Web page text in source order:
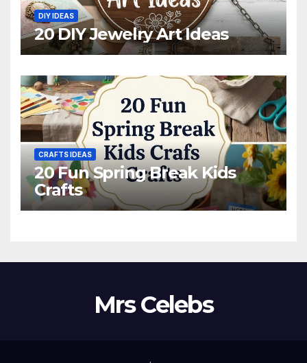
DIY IDEAS
20 DIY Jewelry Art Ideas
CRAFTS IDEAS
20 Fun Spring Break Kids
Crafts
Mrs Celebs